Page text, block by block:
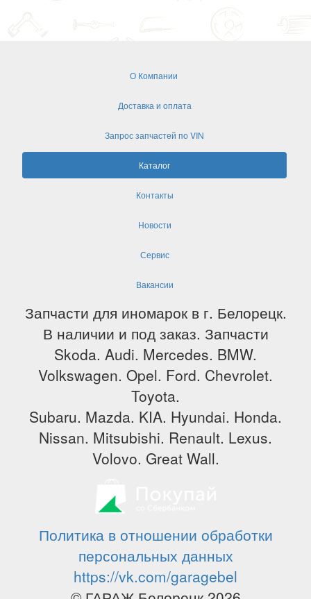
О Компании
Доставка и оплата
Запрос запчастей по VIN
Каталог
Контакты
Новости
Сервис
Вакансии
Запчасти для иномарок в г. Белорецк.
В наличии и под заказ. Запчасти
Skoda. Audi. Mercedes. BMW.
Volkswagen. Opel. Ford. Chevrolet.
Toyota.
Subaru. Mazda. KIA. Hyundai. Honda.
Nissan. Mitsubishi. Renault. Lexus.
Volovo. Great Wall.
Политика в отношении обработки
персональных данных
https://vk.com/garagebel